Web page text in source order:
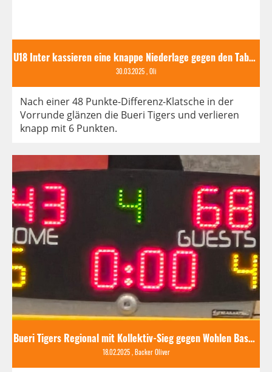
U18 Inter kassieren eine knappe Niederlage gegen den Tabellenleader
30.03.2025, Oli
Nach einer 48 Punkte-Differenz-Klatsche in der
Vorrunde glänzen die Bueri Tigers und verlieren
knapp mit 6 Punkten.
Bueri Tigers Regional mit Kollektiv-Sieg gegen Wohlen Basket
18.02.2025, Backer Oliver